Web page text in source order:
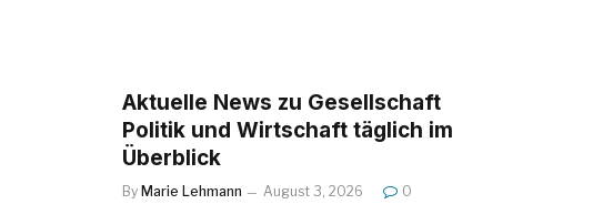
Aktuelle News zu Gesellschaft
Politik und Wirtschaft täglich im
Überblick
By Marie Lehmann August 3, 2026 0